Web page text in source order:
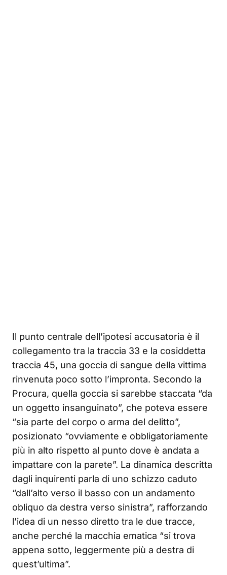
Il punto centrale dell’ipotesi accusatoria è il
collegamento tra la traccia 33 e la cosiddetta
traccia 45, una goccia di sangue della vittima
rinvenuta poco sotto l’impronta. Secondo la
Procura, quella goccia si sarebbe staccata “da
un oggetto insanguinato”, che poteva essere
“sia parte del corpo o arma del delitto”,
posizionato “ovviamente e obbligatoriamente
più in alto rispetto al punto dove è andata a
impattare con la parete”. La dinamica descritta
dagli inquirenti parla di uno schizzo caduto
“dall’alto verso il basso con un andamento
obliquo da destra verso sinistra”, rafforzando
l’idea di un nesso diretto tra le due tracce,
anche perché la macchia ematica “si trova
appena sotto, leggermente più a destra di
quest’ultima”.